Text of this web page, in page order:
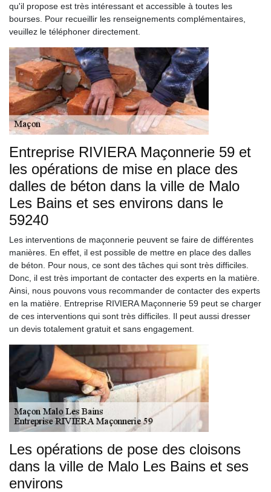
qu'il propose est très intéressant et accessible à toutes les
bourses. Pour recueillir les renseignements complémentaires,
veuillez le téléphoner directement.
Entreprise RIVIERA Maçonnerie 59 et
les opérations de mise en place des
dalles de béton dans la ville de Malo
Les Bains et ses environs dans le
59240
Les interventions de maçonnerie peuvent se faire de différentes
manières. En effet, il est possible de mettre en place des dalles
de béton. Pour nous, ce sont des tâches qui sont très difficiles.
Donc, il est très important de contacter des experts en la matière.
Ainsi, nous pouvons vous recommander de contacter des experts
en la matière. Entreprise RIVIERA Maçonnerie 59 peut se charger
de ces interventions qui sont très difficiles. Il peut aussi dresser
un devis totalement gratuit et sans engagement.
Les opérations de pose des cloisons
dans la ville de Malo Les Bains et ses
environs